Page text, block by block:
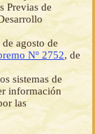
Previas de
de agosto de
Nº 2752, de
sistemas de
información
las